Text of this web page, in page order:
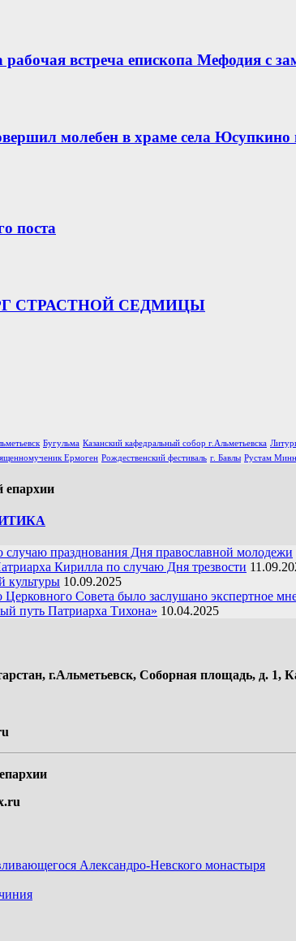
встреча епископа Мефодия с
молебен в храме села Юсупкино
поста
СТРАСТНОЙ СЕДМИЦЫ
Бугульма Казанский кафедральный собор г.Альметьевска
Ермоген Рождественский фестиваль г. Бавлы Рустам
епархии
празднования Дня православной молодежи
Кирилла по случаю Дня трезвости
культуры 10.09.2025
Церковного Совета было заслушано экспертное
путь Патриарха Тихона» 10.04.2025
г.Альметьевск, Соборная площадь, д. 1,